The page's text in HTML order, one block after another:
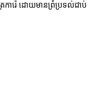
ការ៉េ ដោយមានព្រំប្រទល់ជាប់